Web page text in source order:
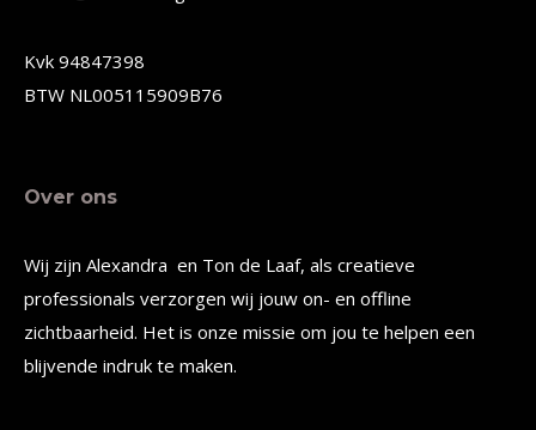
de
productpagina
Kvk 94847398
BTW NL005115909B76
Over ons
Wij zijn Alexandra en Ton de Laaf, als creatieve
professionals verzorgen wij jouw on- en offline
zichtbaarheid. Het is onze missie om jou te helpen een
blijvende indruk te maken.